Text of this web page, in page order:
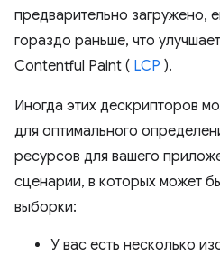
предварительно загружено,
гораздо раньше, что
Contentful Paint ( LCP ).
Иногда этих дескрипторов
для оптимального
ресурсов для вашего
сценарии, в которых может
выборки:
У вас есть несколько